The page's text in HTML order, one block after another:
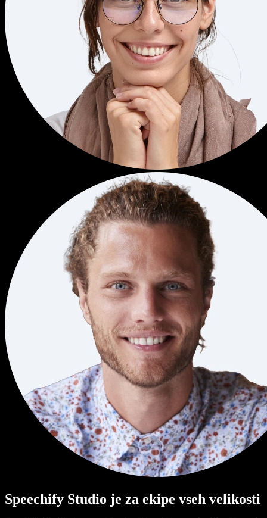
Speechify Studio je za ekipe vseh velikosti